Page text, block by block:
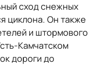
сход снежных
циклона. Он также
и штормового
Камчатском
дороги до